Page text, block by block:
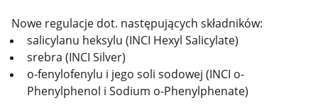
Nowe regulacje dot. następujących składników:
salicylanu heksylu (INCI Hexyl Salicylate)
srebra (INCI Silver)
o-fenylofenylu i jego soli sodowej (INCI o-
Phenylphenol i Sodium o-Phenylphenate)